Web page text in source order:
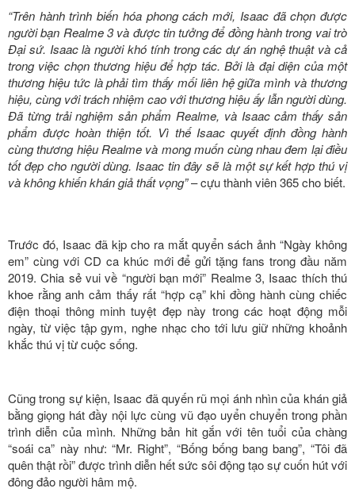
“Trên hành trình biến hóa phong cách mới, Isaac đã chọn được
người bạn Realme 3 và được tin tưởng để đồng hành trong vai trò
Đại sứ. Isaac là người khó tính trong các dự án nghệ thuật và cả
trong việc chọn thương hiệu để hợp tác. Bởi là đại diện của một
thương hiệu tức là phải tìm thấy mối liên hệ giữa mình và thương
hiệu, cùng với trách nhiệm cao với thương hiệu ấy lẫn người dùng.
Đã từng trải nghiệm sản phẩm Realme, và Isaac cảm thấy sản
phẩm được hoàn thiện tốt. Vì thế Isaac quyết định đồng hành
cùng thương hiệu Realme và mong muốn cùng nhau đem lại điều
tốt đẹp cho người dùng. Isaac tin đây sẽ là một sự kết hợp thú vị
và không khiến khán giả thất vọng”– cựu thành viên 365 cho biết.
Trước đó, Isaac đã kịp cho ra mắt quyển sách ảnh “Ngày không
em” cùng với CD ca khúc mới để gửi tặng fans trong đầu năm
2019. Chia sẻ vui về “người bạn mới” Realme 3, Isaac thích thú
khoe rằng anh cảm thấy rất “hợp cạ” khi đồng hành cùng chiếc
điện thoại thông minh tuyệt đẹp này trong các hoạt động mỗi
ngày, từ việc tập gym, nghe nhạc cho tới lưu giữ những khoảnh
khắc thú vị từ cuộc sống.
Cũng trong sự kiện, Isaac đã quyến rũ mọi ánh nhìn của khán giả
bằng giọng hát đầy nội lực cùng vũ đạo uyển chuyển trong phần
trình diễn của mình. Những bản hit gắn với tên tuổi của chàng
“soái ca” này như: “Mr. Right”, “Bống bống bang bang”, “Tôi đã
quên thật rồi” được trình diễn hết sức sôi động tạo sự cuốn hút với
đông đảo người hâm mộ.